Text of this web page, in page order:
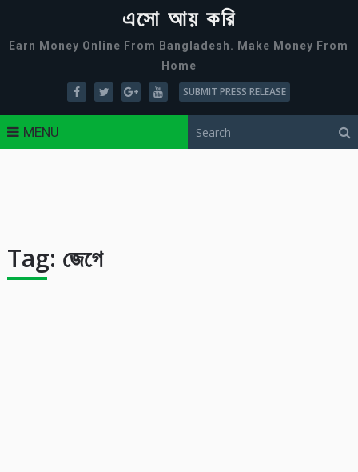
এসো আয় করি
Earn Money Online From Bangladesh. Make Money From
Home
SUBMIT PRESS RELEASE
MENU
Tag: জেগে